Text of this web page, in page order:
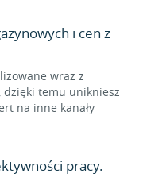
i cen z
wraz z
temu unikniesz
na inne kanały
pracy.